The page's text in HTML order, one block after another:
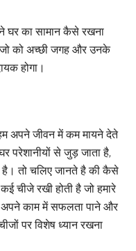
घर का सामान कैसे रखना
को अच्छी जगह और उनके
होगा।
अपने जीवन में कम मायने देते
परेशानीयों से जुड़ जाता है,
तो चलिए जानते है की कैसे
चीजे रखी होती है जो हमारे
अपने काम में सफलता पाने और
पर विशेष ध्यान रखना